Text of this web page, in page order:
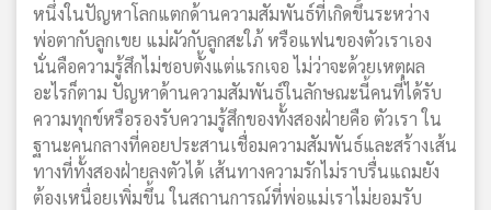
หนึ่งในปัญหาโลกแตกด้านความสัมพันธ์ที่เกิดขึ้นระหว่าง
พ่อตากับลูกเขย แม่ผัวกับลูกสะใภ้ หรือแฟนของตัวเราเอง
นั่นคือความรู้สึกไม่ชอบตั้งแต่แรกเจอ ไม่ว่าจะด้วยเหตุผล
อะไรก็ตาม ปัญหาด้านความสัมพันธ์ในลักษณะนี้คนที่ได้รับ
ความทุกข์หรือรองรับความรู้สึกของทั้งสองฝ่ายคือ ตัวเรา ใน
ฐานะคนกลางที่คอยประสานเชื่อมความสัมพันธ์และสร้างเส้น
ทางที่ทั้งสองฝ่ายลงตัวได้ เส้นทางความรักไม่ราบรื่นแถมยัง
ต้องเหนื่อยเพิ่มขึ้น ในสถานการณ์ที่พ่อแม่เราไม่ยอมรับ